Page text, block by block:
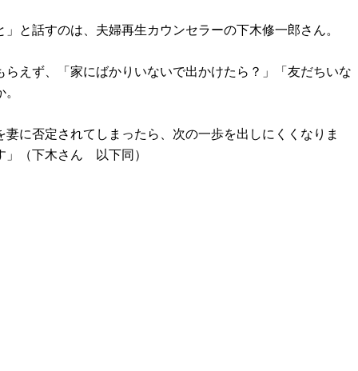
と話すのは、夫婦再生カウンセラーの下木修一郎さん。
えず、「家にばかりいないで出かけたら？」「友だちいな
に否定されてしまったら、次の一歩を出しにくくなりま
」（下木さん 以下同）